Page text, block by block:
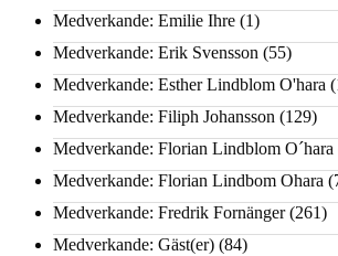
Medverkande: Emilie Ihre (1)
Medverkande: Erik Svensson (55)
Medverkande: Esther Lindblom O'hara
Medverkande: Filiph Johansson (129)
Medverkande: Florian Lindblom O´hara
Medverkande: Florian Lindbom Ohara
Medverkande: Fredrik Fornänger(261)
Medverkande: Gäst(er) (84)